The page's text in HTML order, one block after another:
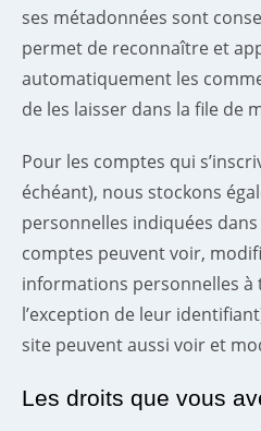
ses métadonnées sont
permet de reconnaître et
automatiquement les
de les laisser dans la file de
Pour les comptes qui
échéant), nous stockons
personnelles indiquées
comptes peuvent voir,
informations personnelles à
l’exception de leur
site peuvent aussi voir et
Les droits que vous